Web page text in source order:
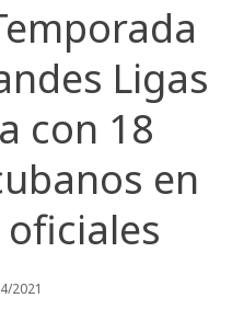
Ligas
con 18
en
2021